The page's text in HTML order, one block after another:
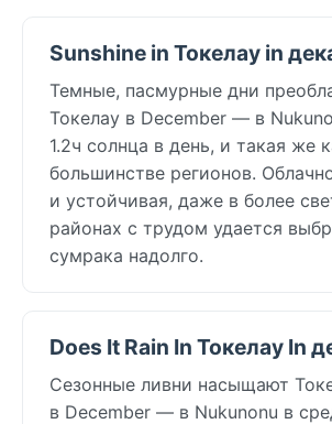
Sunshine in Токелау in
Темные, пасмурные дни
Токелау в December — в
1.2ч солнца в день, и такая же
большинстве регионов.
и устойчивая, даже в более
районах с трудом удается
сумрака надолго.
Does It Rain In Токелау In
Сезонные ливни насыщают
в December — в Nukunonu в